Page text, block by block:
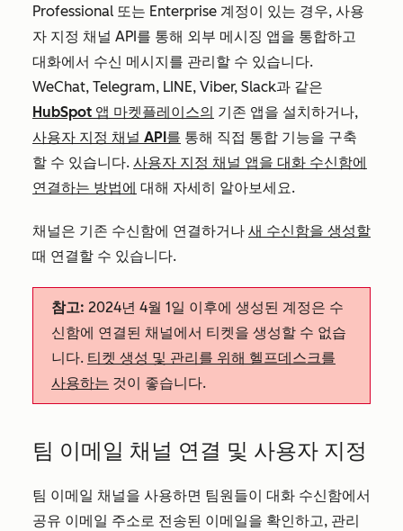
Professional 또는 Enterprise 계정이 있는 경우, 사용
자 지정 채널 API를 통해 외부 메시징 앱을 통합하고
대화에서 수신 메시지를 관리할 수 있습니다.
WeChat, Telegram, LINE, Viber, Slack과 같은
HubSpot 앱 마켓플레이스의 기존 앱을 설치하거나,
사용자 지정 채널 API를 통해 직접 통합 기능을 구축
할 수 있습니다. 사용자 지정 채널 앱을 대화 수신함에
연결하는 방법에 대해 자세히 알아보세요.
채널은 기존 수신함에 연결하거나 새 수신함을 생성할
때 연결할 수 있습니다.
참고: 2024년 4월 1일 이후에 생성된 계정은 수
신함에 연결된 채널에서 티켓을 생성할 수 없습
니다. 티켓 생성 및 관리를 위해 헬프데스크를
사용하는 것이 좋습니다.
팀 이메일 채널 연결 및 사용자 지정
팀 이메일 채널을 사용하면 팀원들이 대화 수신함에서
공유 이메일 주소로 전송된 이메일을 확인하고, 관리